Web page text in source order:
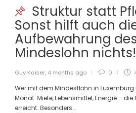
Struktur statt
Sonst hilft auch
Aufbewahrung
Mindeslohn nichts!
Guy Kaiser, 4 months ago 0
Wer mit dem Mindestlohn in Luxemburg
Monat. Miete, Lebensmittel, Energie –
erreicht. Besonders...